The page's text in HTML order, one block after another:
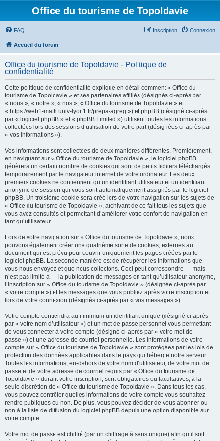
Office du tourisme de Topoldavie
FAQ Connexion
Inscription
Accueil du forum
Office du tourisme de Topoldavie - Politique de
confidentialité
Cette politique de confidentialité explique en détail comment « Office du
tourisme de Topoldavie » et ses partenaires affiliés (désignés ci-après par
« nous », « notre », « nos », « Office du tourisme de Topoldavie » et
« https://web1-math.univ-lyon1.fr/prepa-agreg ») et phpBB (désigné ci-après
par « logiciel phpBB » et « phpBB Limited ») utilisent toutes les informations
collectées lors des sessions d’utilisation de votre part (désignées ci-après par
« vos informations »).
Vos informations sont collectées de deux manières différentes. Premièrement,
en naviguant sur « Office du tourisme de Topoldavie », le logiciel phpBB
génèrera un certain nombre de cookies qui sont de petits fichiers téléchargés
temporairement par le navigateur internet de votre ordinateur. Les deux
premiers cookies ne contiennent qu’un identifiant utilisateur et un identifiant
anonyme de session qui vous sont automatiquement assignés par le logiciel
phpBB. Un troisième cookie sera créé lors de votre navigation sur les sujets de
« Office du tourisme de Topoldavie », archivant de ce fait tous les sujets que
vous avez consultés et permettant d’améliorer votre confort de navigation en
tant qu’utilisateur.
Lors de votre navigation sur « Office du tourisme de Topoldavie », nous
pouvons également créer une quatrième sorte de cookies, externes au
document qui est prévu pour couvrir uniquement les pages créées par le
logiciel phpBB. La seconde manière est de récupérer les informations que
vous nous envoyez et que nous collectons. Ceci peut correspondre — mais
n’est pas limité à — la publication de messages en tant qu’utilisateur anonyme,
l’inscription sur « Office du tourisme de Topoldavie » (désignée ci-après par
« votre compte ») et les messages que vous publiez après votre inscription et
lors de votre connexion (désignés ci-après par « vos messages »).
Votre compte contiendra au minimum un identifiant unique (désigné ci-après
par « votre nom d’utilisateur ») et un mot de passe personnel vous permettant
de vous connecter à votre compte (désigné ci-après par « votre mot de
passe ») et une adresse de courriel personnelle. Les informations de votre
compte sur « Office du tourisme de Topoldavie » sont protégées par les lois de
protection des données applicables dans le pays qui héberge notre serveur.
Toutes les informations, en-dehors de votre nom d’utilisateur, de votre mot de
passe et de votre adresse de courriel requis par « Office du tourisme de
Topoldavie » durant votre inscription, sont obligatoires ou facultatives, à la
seule discrétion de « Office du tourisme de Topoldavie ». Dans tous les cas,
vous pouvez contrôler quelles informations de votre compte vous souhaitez
rendre publiques ou non. De plus, vous pouvez décider de vous abonner ou
non à la liste de diffusion du logiciel phpBB depuis une option disponible sur
votre compte.
Votre mot de passe est chiffré (par un chiffrage à sens unique) afin qu’il soit